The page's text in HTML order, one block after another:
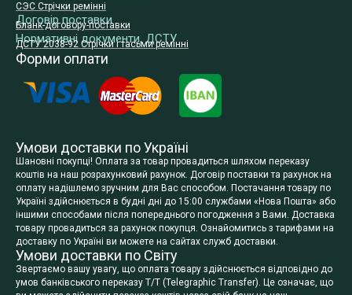
СЭС Стрічки ремінні
Договір поставки
Бланк-договору-поставки
Нормативні документи, ДСТУ
ДСТУ 2038-92 Стрічки і тасьми ремінні
Форми оплати
Умови доставки по Україні
Шановні покупці! Оплата за товар провадиться шляхом переказу
коштів на наш розрахунковий рахунок. Договір поставки та рахунок на
оплату надішлемо зручним для Вас способом. Постачання товару по
Україні здійснюється в будні дні до 15:00 службами «Нова Пошта» або
іншими способами після попереднього погодження з Вами. Доставка
товару провадиться за рахунок покупця. Ознайомитись з тарифами на
доставку по Україні ви можете на сайтах служб доставки.
Умови доставки по Світу
Звертаємо вашу увагу, що оплата товару здійснюється відповідно до
умов банківського переказу T/T (Telegraphic Transfer). Це означає, що